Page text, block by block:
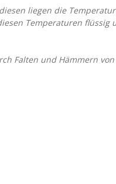
liegen die
Temperaturen
Falten und Hämmern